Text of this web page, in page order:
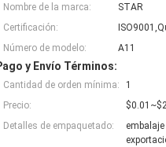
Nombre de la marca:
STAR
Certificación:
Número de modelo:
A11
y Envío Términos:
Cantidad de orden mínima:
1
Precio:
Detalles de empaquetado: